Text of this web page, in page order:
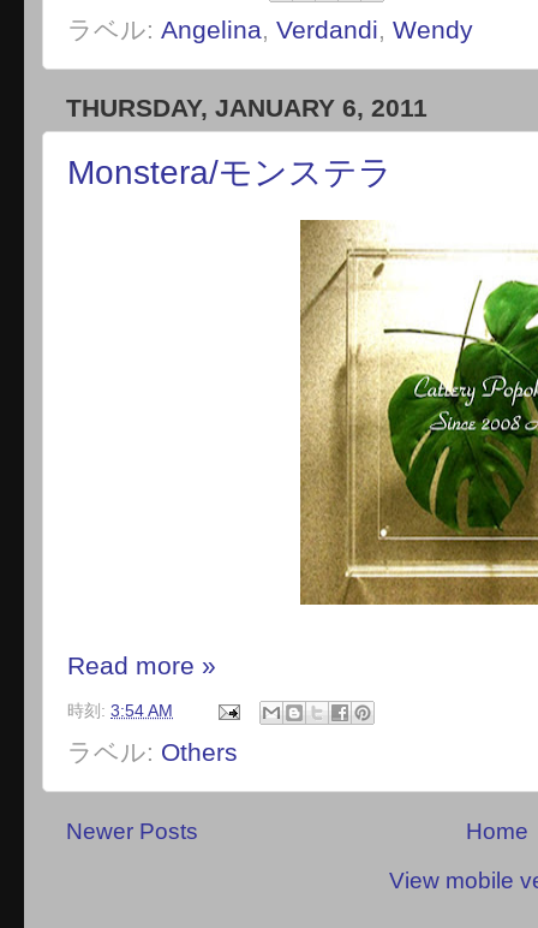
ラベル: Angelina, Verdandi, Wendy
THURSDAY, JANUARY 6, 2011
Monstera/モンステラ
Read more »
時刻: 3:54 AM
ラベル: Others
Newer Posts
Home
View mobile